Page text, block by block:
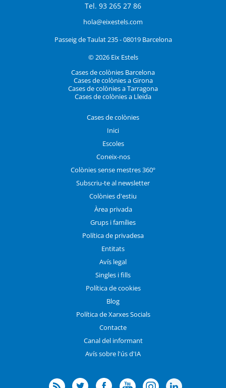
Tel. 93 265 27 86
hola@eixestels.com
Passeig de Taulat 235 - 08019 Barcelona
© 2026 Eix Estels
Cases de colònies Barcelona
Cases de colònies a Girona
Cases de colònies a Tarragona
Cases de colònies a Lleida
Cases de colònies
Inici
Escoles
Coneix-nos
Colònies sense mestres 360º
Subscriu-te al newsletter
Colònies d'estiu
Àrea privada
Grups i famílies
Política de privadesa
Entitats
Avís legal
Singles i fills
Política de cookies
Blog
Política de Xarxes Socials
Contacte
Canal del informant
Avís sobre l'ús d'IA